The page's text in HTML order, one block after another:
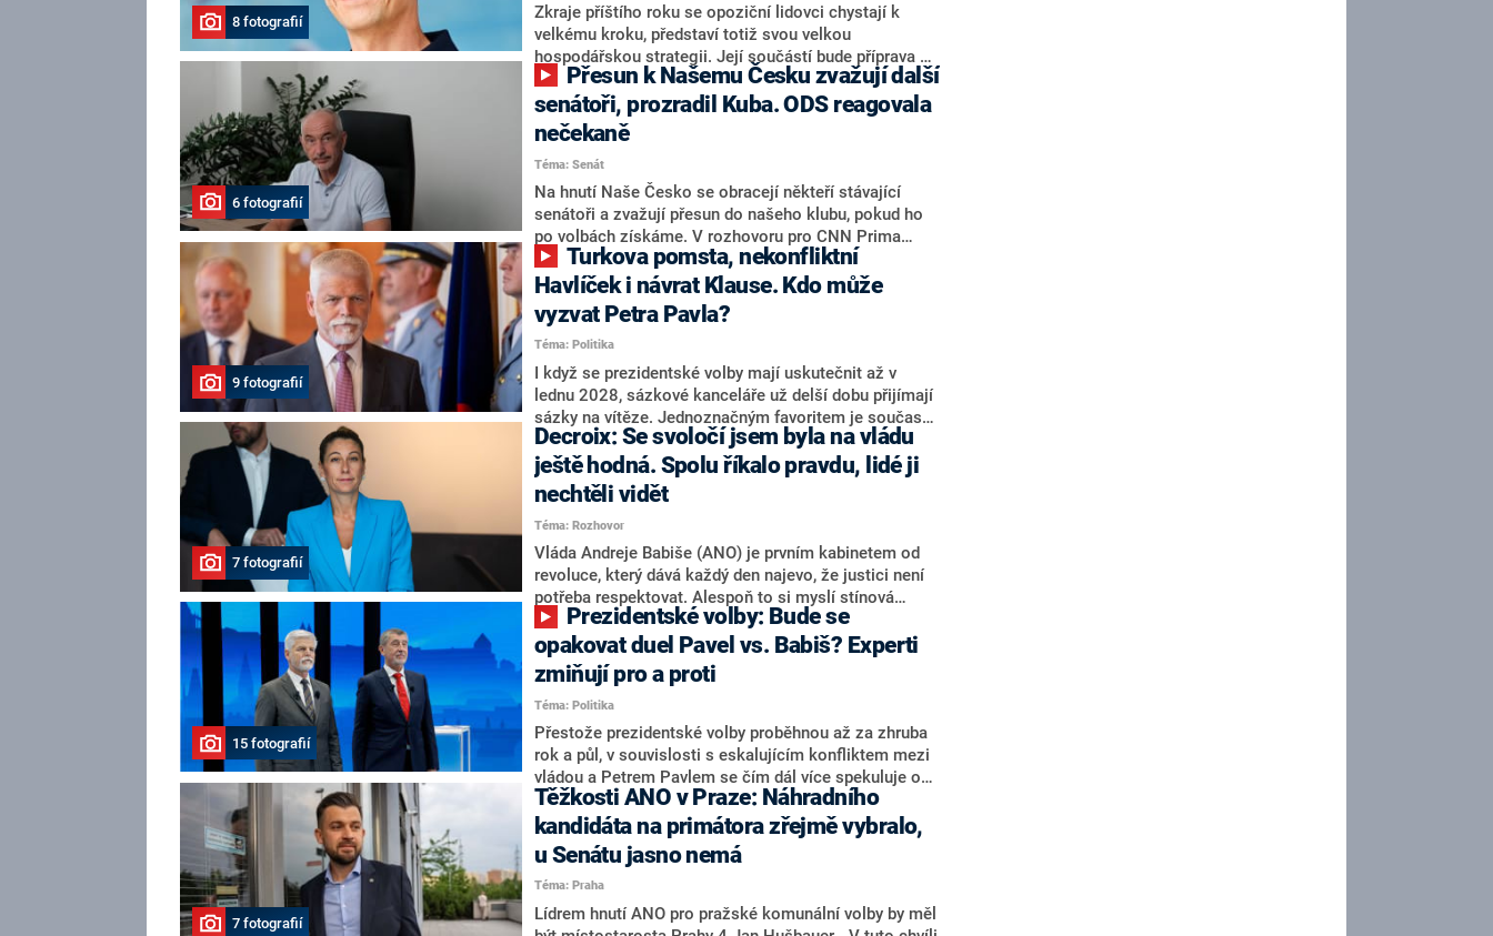
8 fotografií
Zkraje příštího roku se opoziční lidovci chystají k
velkému kroku, představí totiž svou velkou
hospodářskou strategii. Její součástí bude příprava na
stárnutí populace, řekl ve středu na setkání s novináři
nový předseda lidovců Jan Grolich. Ten zároveň v
senátních volbách kandiduje ve Vyškově. Popsal i
aktivitu opozice, o níž vládní strany nebo političtí
komentátoři mluví jako o slabé a v defenzivě. „Je to
úmorná práce upozorňovat na chyby vlády. Ministři s
námi navíc nechodí do debat. Chceme ale ukazovat
svoje témata,“ odpověděl Grolich na dotaz CNN Prima
NEWS.
6 fotografií
senátoři, prozradil Kuba. ODS reagovala
nečekaně
Téma: Senát
Na hnutí Naše Česko se obracejí někteří stávající
senátoři a zvažují přesun do našeho klubu, pokud ho
po volbách získáme. V rozhovoru pro CNN Prima
NEWS to řekl zakladatel hnutí a jihočeský hejtman
Martin Kuba. Konkrétní nebyl, ale získat by takto mohl
například senátora Zdeňka Hrabu, který je dnes
součástí klubu ODS a TOP 09. Hraba to na dotaz
redakce nevyloučil. Předseda klubu senátorů ODS
Zdeněk Nytra redakci řekl, že počítá s odchodem
některých senátorů z klubu a že Naše Česko není
nepřítel, ale soupeř.
9 fotografií
Havlíček i návrat Klause. Kdo může
vyzvat Petra Pavla?
Téma: Politika
I když se prezidentské volby mají uskutečnit až v
lednu 2028, sázkové kanceláře už delší dobu přijímají
sázky na vítěze. Jednoznačným favoritem je současná
hlava státu Petr Pavel. Daleko za ním pak bookmakeři
zmiňují dva výrazné politiky ANO, tedy premiéra
Andreje Babiše a ministra průmyslu Karla Havlíčka.
Oblíbeným tipem samotných sázkařů je poslanec za
Motoristy Filip Turek. Politolog Jan Kubáček nicméně
o případné kandidatuře kohokoliv ze zmíněné trojice
značně pochybuje. Podle něj současná koalice dosud
nemá osobu, která by Pavlovi mohla konkurovat.
7 fotografií
Decroix: Se svoločí jsem byla na vládu
ještě hodná. Spolu říkalo pravdu, lidé ji
nechtěli vidět
Téma: Rozhovor
Vláda Andreje Babiše (ANO) je prvním kabinetem od
revoluce, který dává každý den najevo, že justici není
potřeba respektovat. Alespoň to si myslí stínová
ministryně spravedlnosti ODS Eva Decroix. V
rozhovoru pro CNN Prima NEWS si nebrala servítky
ohledně politického výkonu svého nástupce Jeronýma
Tejce (za ANO) či vládní zmocněnkyně pro lidská
práva Taťány Malé (ANO). Označením „svoloč“ na
adresu vlády prý byla ještě hodná. Decroix se také
vrátila k volební porážce koalice Spolu či promluvila o
hnutí Naše Česko Martina Kuby.
15 fotografií
opakovat duel Pavel vs. Babiš? Experti
zmiňují pro a proti
Téma: Politika
Přestože prezidentské volby proběhnou až za zhruba
rok a půl, v souvislosti s eskalujícím konfliktem mezi
vládou a Petrem Pavlem se čím dál více spekuluje o
tom, koho by do bitvy o Hrad mohla vyslat současná
koalice. Někteří političtí komentátoři znovu vytahují
jméno premiéra Andreje Babiše (ANO). Jak moc je
pravděpodobné, že se v prezidentských volbách 2028
bude znovu opakovat souboj z roku 2023?
7 fotografií
Těžkosti ANO v Praze: Náhradního
kandidáta na primátora zřejmě vybralo,
u Senátu jasno nemá
Téma: Praha
Lídrem hnutí ANO pro pražské komunální volby by měl